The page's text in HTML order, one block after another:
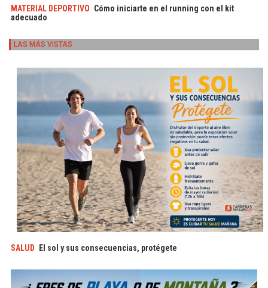
MATERIAL DEPORTIVO Cómo iniciarte en el running con el kit
adecuado
LAS MÁS VISTAS
SALUD El sol y sus consecuencias, protégete